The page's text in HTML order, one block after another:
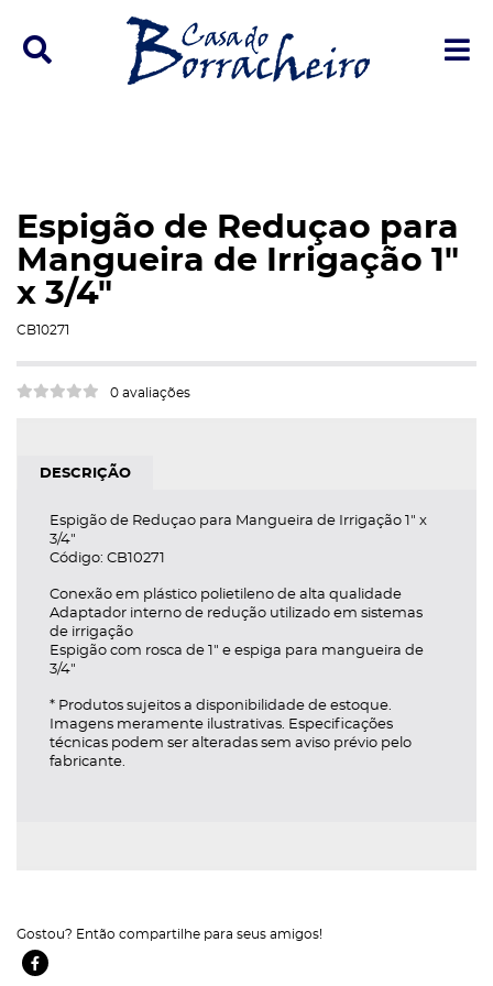
Ocultar Categoria
Ícone de pesquisa
Espigão de Reduçao para
Mangueira de Irrigação 1"
x 3/4"
CB10271
0 avaliações
DESCRIÇÃO
Espigão de Reduçao para Mangueira de Irrigação 1" x
3/4"
Código: CB10271
Conexão em plástico polietileno de alta qualidade
Adaptador interno de redução utilizado em sistemas
de irrigação
Espigão com rosca de 1" e espiga para mangueira de
3/4"
* Produtos sujeitos a disponibilidade de estoque.
Imagens meramente ilustrativas. Especificações
técnicas podem ser alteradas sem aviso prévio pelo
fabricante.
Gostou? Então compartilhe para seus amigos!
Facebook Ícone